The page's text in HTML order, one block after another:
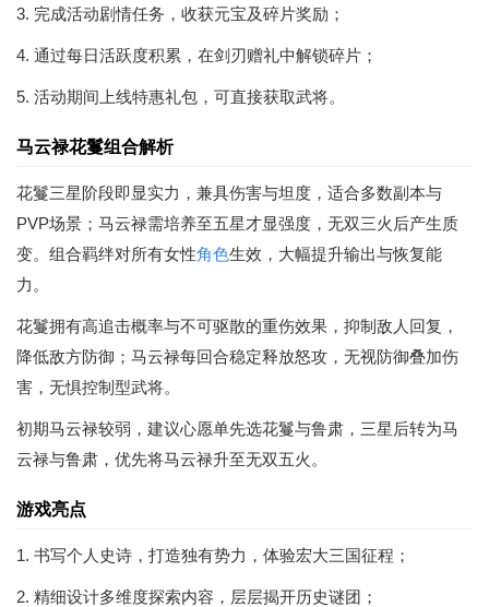
3. 完成活动剧情任务，收获元宝及碎片奖励；
4. 通过每日活跃度积累，在剑刃赠礼中解锁碎片；
5. 活动期间上线特惠礼包，可直接获取武将。
马云禄花鬘组合解析
花鬘三星阶段即显实力，兼具伤害与坦度，适合多数副本与
PVP场景；马云禄需培养至五星才显强度，无双三火后产生质
变。组合羁绊对所有女性角色生效，大幅提升输出与恢复能
力。
花鬘拥有高追击概率与不可驱散的重伤效果，抑制敌人回复，
降低敌方防御；马云禄每回合稳定释放怒攻，无视防御叠加伤
害，无惧控制型武将。
初期马云禄较弱，建议心愿单先选花鬘与鲁肃，三星后转为马
云禄与鲁肃，优先将马云禄升至无双五火。
游戏亮点
1. 书写个人史诗，打造独有势力，体验宏大三国征程；
2. 精细设计多维度探索内容，层层揭开历史谜团；